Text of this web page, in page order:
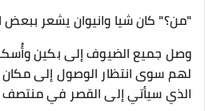
"من؟" كان شيا وانيوان يشعر
وصل جميع الضيوف إلى بكين
لهم سوى انتظار الوصول إلى
الذي سيأتي إلى القصر في منتصف